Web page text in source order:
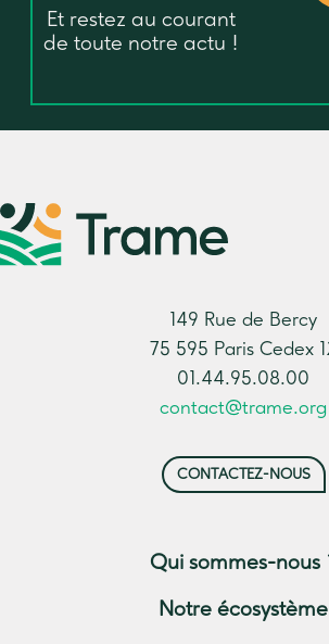
Et restez au courant
de toute notre actu !
149 Rue de Bercy
75 595 Paris Cedex
01.44.95.08.00
contact@trame.org
CONTACTEZ-NOUS
Qui sommes-nous
Notre écosystème